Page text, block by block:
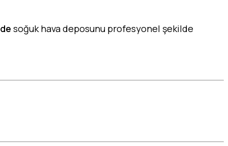
soğuk hava deposunu profesyonel şekilde